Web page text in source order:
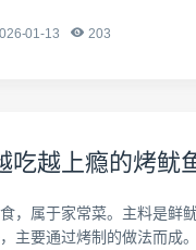
01-13 203
吃越上瘾的烤鱿
，属于家常菜。主料是鲜
主要通过烤制的做法而成